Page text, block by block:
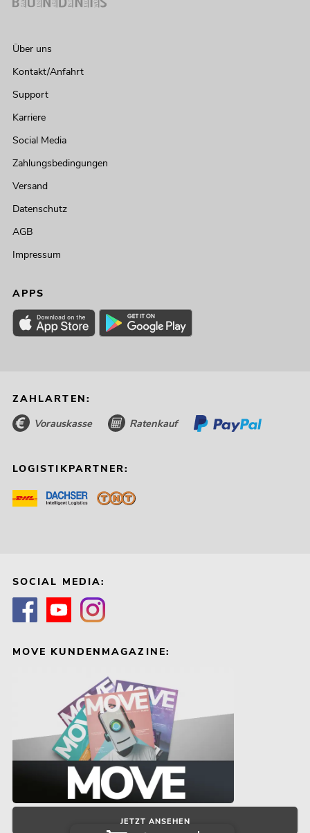
Über uns
Kontakt/Anfahrt
Support
Karriere
Social Media
Zahlungsbedingungen
Versand
Datenschutz
AGB
Impressum
APPS
ZAHLARTEN:
Vorauskasse Ratenkauf
LOGISTIKPARTNER:
SOCIAL MEDIA:
MOVE KUNDENMAGAZINE:
JETZT ANSEHEN